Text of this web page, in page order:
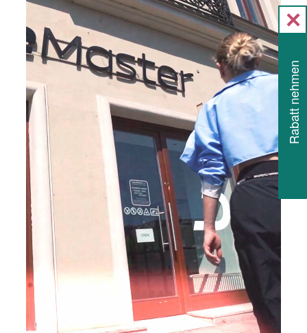
Rabatt nehmen